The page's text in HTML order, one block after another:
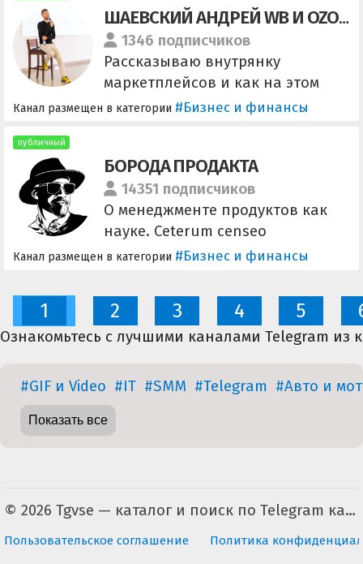
https://t.me/avtomatfx/3242
Робот Scalper_AvtomatFX
бесплатный. Условия получения:
@StanislavAvtomatFX YouTube
AvtomatFX: https://goo.su/2C43Jha
ШАЕВСКИЙ АНДРЕЙ WB И OZON
1346 подписчиков
Рассказываю внутрянку
маркетплейсов и как на этом
зарабатывать, находясь в любом
Канал размещен в категории #Бизнес и финансы
публичный
БОРОДА ПРОДАКТА
14351 подписчиков
О менеджменте продуктов как
науке. Ceterum censeo
Carthaginem esse delendam.
Канал размещен в категории #Бизнес и финансы
1 2 3 4 5
Ознакомьтесь с лучшими каналами Telegram
#GIF и Video #IT #SMM #Telegram #Авто и
Показать все
© 2026 Tgvse — каталог и поиск по Telegram каналам (неофициальный). По всем вопросам пишите на tgvse.ru@gmail.com
Пользовательское соглашение Политика